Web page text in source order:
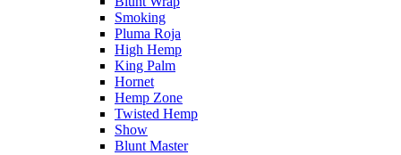
Smoking
Pluma Roja
High Hemp
King Palm
Hornet
Hemp Zone
Twisted Hemp
Show
Blunt Master